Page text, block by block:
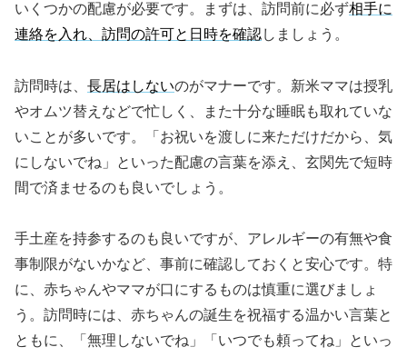
いくつかの配慮が必要です。まずは、訪問前に必ず相手に
連絡を入れ、訪問の許可と日時を確認しましょう。
訪問時は、 長居はしないのがマナーです。新米ママは授乳
やオムツ替えなどで忙しく、また十分な睡眠も取れていな
いことが多いです。「お祝いを渡しに来ただけだから、気
にしないでね」といった配慮の言葉を添え、玄関先で短時
間で済ませるのも良いでしょう。
手土産を持参するのも良いですが、アレルギーの有無や食
事制限がないかなど、事前に確認しておくと安心です。特
に、赤ちゃんやママが口にするものは慎重に選びましょ
う。訪問時には、赤ちゃんの誕生を祝福する温かい言葉と
ともに、「無理しないでね」「いつでも頼ってね」といっ